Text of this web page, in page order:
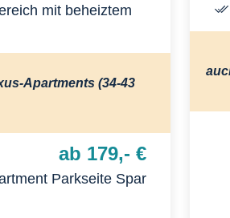
mit beheiztem
Apartments (34-43
ab 179,- €
Parkseite Spar